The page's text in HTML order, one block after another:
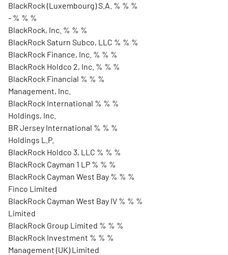
BlackRock (Luxembourg) S.A. % % %
- % % %
BlackRock, Inc. % % %
BlackRock Saturn Subco, LLC % % %
BlackRock Finance, Inc. % % %
BlackRock Holdco 2, Inc. % % %
BlackRock Financial % % %
Management, Inc.
BlackRock International % % %
Holdings, Inc.
BR Jersey International % % %
Holdings L.P.
BlackRock Holdco 3, LLC % % %
BlackRock Cayman 1 LP % % %
BlackRock Cayman West Bay % % %
Finco Limited
BlackRock Cayman West Bay IV % % %
Limited
BlackRock Group Limited % % %
BlackRock Investment % % %
Management (UK) Limited